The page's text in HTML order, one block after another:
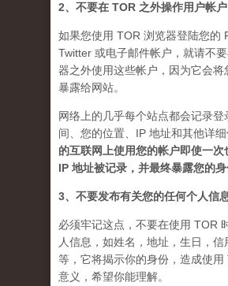
2、不要在 TOR 之外操作用户帐户
如果您使用 TOR 浏览器登陆您的
Twitter 或电子邮件帐户，就请不
器之外使用这些帐户，因为它会将
暴露给网站。
网络上的几乎每个站点都会记录登
间、您的位置、IP 地址和其他详细
的互联网上使用您的帐户即使一次
IP 地址被记录，并最终暴露您的身
3、不要发布有关您的任何个人信
必须牢记这点，不要在使用 TOR
人信息，如姓名，地址，生日，信
等，它将揭示你的身份，造成使用
意义，希望你能理解。